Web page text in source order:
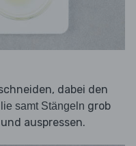
dabei den
samt Stängeln grob
auspressen.